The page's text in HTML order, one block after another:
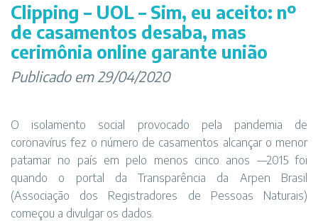
Clipping – UOL – Sim, eu aceito: nº
de casamentos desaba, mas
cerimônia online garante união
Publicado em 29/04/2020
O isolamento social provocado pela pandemia de
coronavírus fez o número de casamentos alcançar o menor
patamar no país em pelo menos cinco anos —2015 foi
quando o portal da Transparência da Arpen Brasil
(Associação dos Registradores de Pessoas Naturais)
começou a divulgar os dados.